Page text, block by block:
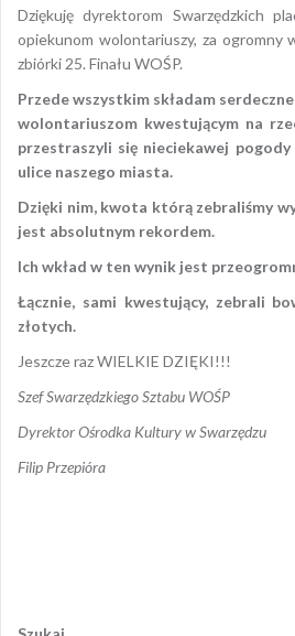
Dziękuję dyrektorom Swarzędzkich
opiekunom wolontariuszy, za ogromny
zbiórki 25. Finału WOŚP.
Przede wszystkim składam
wolontariuszom kwestującym na
przestraszyli się nieciekawej
ulice naszego miasta.
Dzięki nim, kwota którą zebraliśmy
jest absolutnym rekordem.
Ich wkład w ten wynik jest
Łącznie, sami kwestujący, zebrali
złotych.
Jeszcze raz WIELKIE DZIĘKI!!!
Szef Swarzędzkiego Sztabu WOŚP
Dyrektor Ośrodka Kultury w Swarzędzu
Filip Przepióra
wpisu